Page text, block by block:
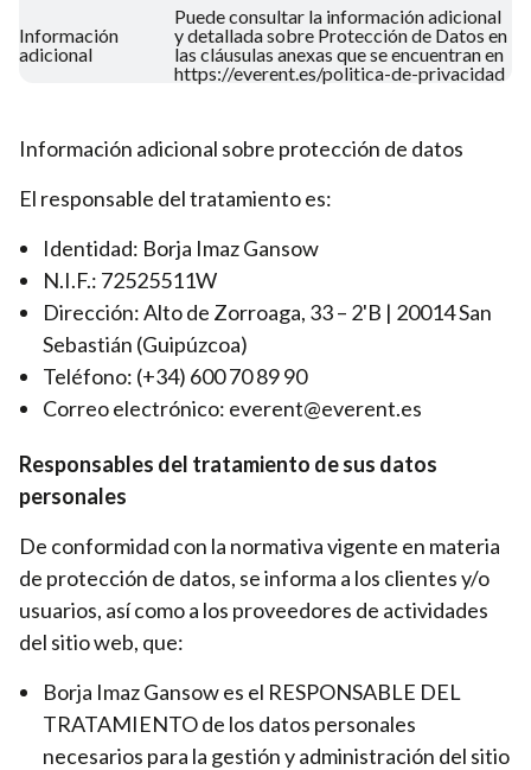
Información
adicional
Puede consultar la información adicional
y detallada sobre Protección de Datos en
las cláusulas anexas que se encuentran en
https://everent.es/politica-de-privacidad
Información adicional sobre protección de datos
El responsable del tratamiento es:
Identidad: Borja Imaz Gansow
N.I.F.: 72525511W
Dirección: Alto de Zorroaga, 33 – 2'B | 20014 San
Sebastián (Guipúzcoa)
Teléfono: (+34) 600 70 89 90
Correo electrónico: everent@everent.es
Responsables del tratamiento de sus datos
personales
De conformidad con la normativa vigente en materia
de protección de datos, se informa a los clientes y/o
usuarios, así como a los proveedores de actividades
del sitio web, que:
Borja Imaz Gansow es el RESPONSABLE DEL
TRATAMIENTO de los datos personales
necesarios para la gestión y administración del sitio